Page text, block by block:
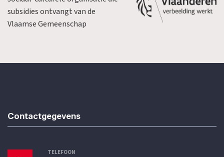
subsidies ontvangt van de
Vlaamse Gemeenschap
Contactgegevens
TELEFOON